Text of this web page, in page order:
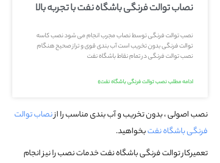
نصاب توالت فرنگی باشگاه نفت با تجربه بالا
نصب توالت فرنگی توسط نصاب مجرب انجام می شود نصب کاسه
توالت فرنگی بدون تخریب است آب بندی قوی و تراز صحیح هنگام
نصب توالت فرنگی در تمام نقاط باشگاه نفت
ادامه مطلب نصب توالت فرنگی باشگاه نفت»
نصب اصولی ، بدون تخریب و آب بندی مناسب را ازنصاب توالت
فرنگی باشگاه نفتبخواهید.
تعمیرکار توالت فرنگی باشگاه نفت خدمات نصب را نیز انجام